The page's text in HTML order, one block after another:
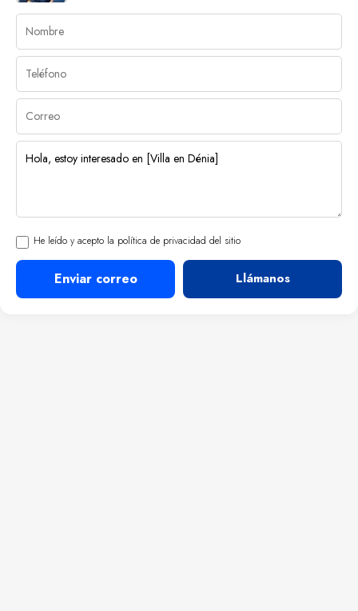
He leído y acepto la política de privacidad del sitio
Enviar correo Llámanos